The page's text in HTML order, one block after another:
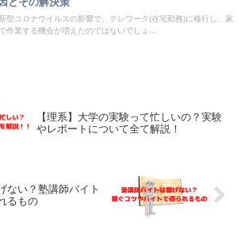
新型コロナウイルスの影響で、テレワーク(在宅勤務)に移行し、家
作業する機会が増えたのではないでしょ...
【理系】大学の実験って忙しいの？実験
やレポートについて全て解説！
ない？塾講師バイト
るもの